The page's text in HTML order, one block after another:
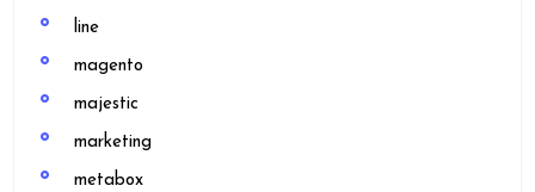
line
magento
majestic
marketing
metabox